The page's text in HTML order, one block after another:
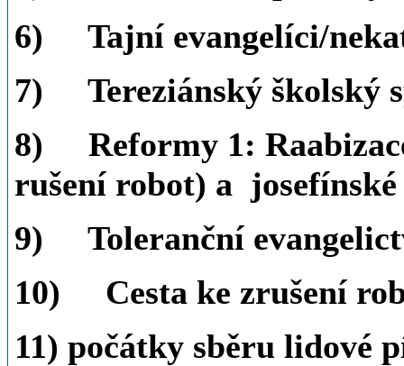
6) Tajní evangelíci/
7) Tereziánský školský
8) Reformy 1:
rušení robot) a
9) Toleranční
10) Cesta ke zrušení
11) počátky sběru lidové